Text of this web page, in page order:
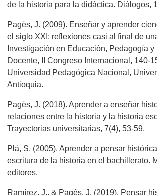
de la historia para la didáctica. Diálogos,
Pagès, J. (2009). Enseñar y aprender
el siglo XXI: reflexiones casi al final de
Investigación en Educación, Pedagogía y
Docente, II Congreso Internacional, 140-
Universidad Pedagógica Nacional,
Antioquia.
Pagès, J. (2018). Aprender a enseñar
relaciones entre la historia y la historia
Trayectorias universitarias, 7(4), 53-59.
Plá, S. (2005). Aprender a pensar
escritura de la historia en el bachillerato.
editores.
Ramírez, J., & Pagès, J. (2019). Pensar